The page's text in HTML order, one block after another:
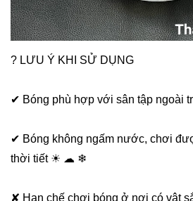
? LƯU Ý KHI SỬ DỤNG
✔ Bóng phù hợp với sân tập ngoài
✔ Bóng không ngấm nước, chơi
thời tiết ☀ ☁ ❄
✘ Hạn chế chơi bóng ở nơi có vật